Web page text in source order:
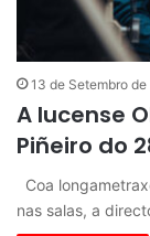
13 de Setembro
A lucense
Piñeiro do
Coa
nas salas, a